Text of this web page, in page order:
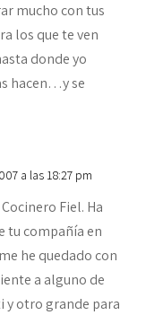
mucho con tus
los que te ven
donde yo
hacen…y se
a las 18:27 pm
Fiel. Ha
tu compañía en
he quedado con
a alguno de
y otro grande para